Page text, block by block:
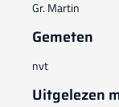
Gr. Martin
Gemeten
nvt
Uitgelezen